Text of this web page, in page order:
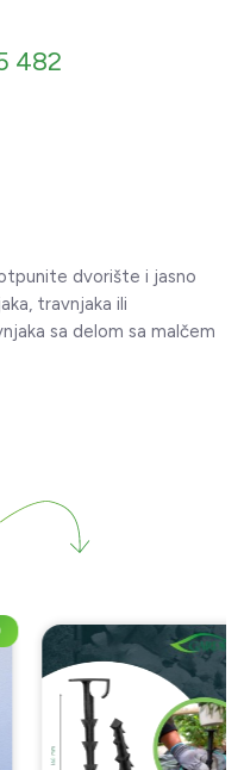
482
dvorište i jasno
travnjaka ili
sa delom sa malčem